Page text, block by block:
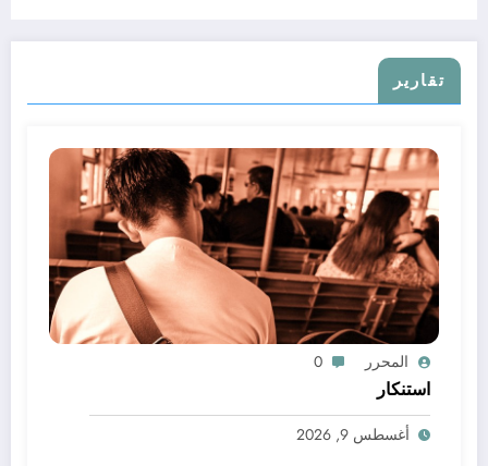
تقارير
المحرر 0
استنكار
أغسطس 9, 2026